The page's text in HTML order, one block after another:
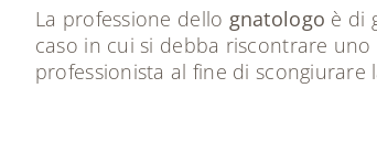
La professione dello gnatologo è di
caso in cui si debba riscontrare
professionista al fine di